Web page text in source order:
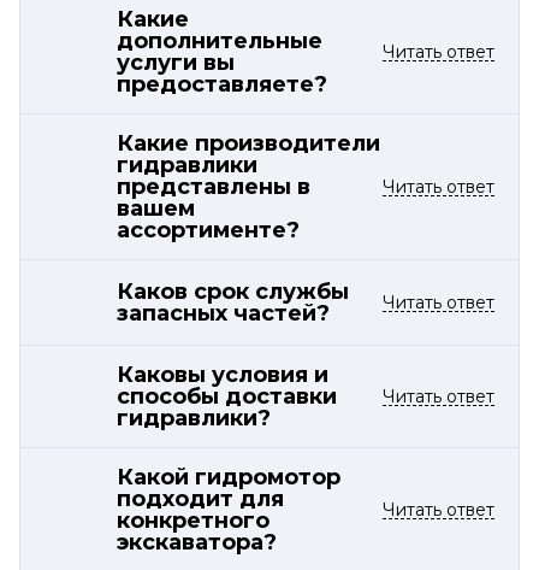
Какие
дополнительные
услуги вы
предоставляете?
Читать ответ
Какие производители
гидравлики
представлены в
вашем
ассортименте?
Читать ответ
Каков срок службы
запасных частей?
Читать ответ
Каковы условия и
способы доставки
гидравлики?
Читать ответ
Какой гидромотор
подходит для
конкретного
экскаватора?
Читать ответ